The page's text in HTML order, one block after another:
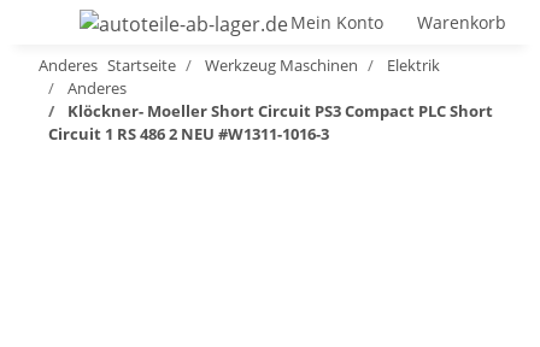
Mein Konto Warenkorb
Anderes Startseite Werkzeug Maschinen
Elektrik
Anderes
Klöckner- Moeller Short Circuit PS3 Compact PLC Short
Circuit 1 RS 486 2 NEU #W1311-1016-3